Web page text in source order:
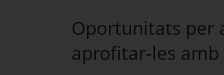
Oportunitats per
aprofitar-les